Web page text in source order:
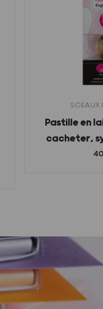
SCEAUX
Pastille en
cacheter,